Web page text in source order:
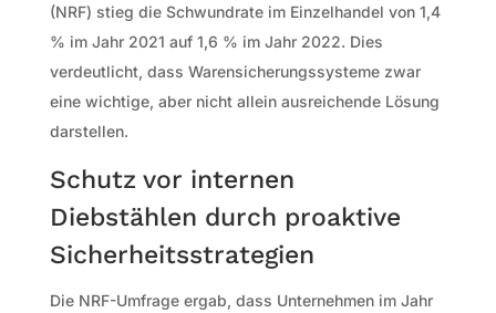
(NRF) stieg die Schwundrate im Einzelhandel von 1,4
% im Jahr 2021 auf 1,6 % im Jahr 2022. Dies
verdeutlicht, dass Warensicherungssysteme zwar
eine wichtige, aber nicht allein ausreichende Lösung
darstellen.
Schutz vor internen
Diebstählen durch proaktive
Sicherheitsstrategien
Die NRF-Umfrage ergab, dass Unternehmen im Jahr